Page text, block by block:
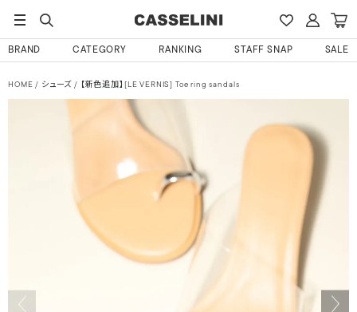
BRAND CATEGORY RANKING STAFF SNAP SALE
HOME シューズ 【新色追加】[LE VERNIS] Toe ring sandals